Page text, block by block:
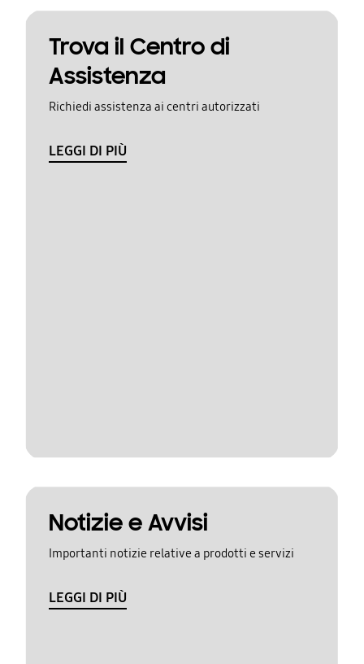
Trova il Centro di
Assistenza
Richiedi assistenza ai centri autorizzati
LEGGI DI PIÙ
Notizie e Avvisi
Importanti notizie relative a prodotti e servizi
LEGGI DI PIÙ